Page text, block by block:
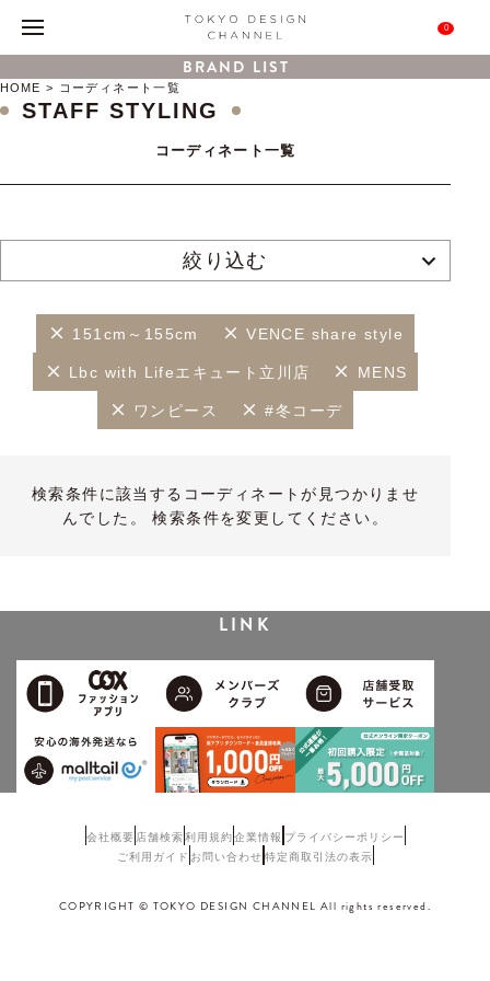
0
BRAND LIST
HOME コーディネート一覧
STAFF STYLING
コーディネート一覧
絞り込む
151cm～155cm VENCE share style
Lbc with Lifeエキュート立川店 MENS
ワンピース #冬コーデ
検索条件に該当するコーディネートが見つかりませ
んでした。 検索条件を変更してください。
LINK
会社概要 店舗検索利用規約企業情報 プライバシーポリシー
ご利用ガイド お問い合わせ 特定商取引法の表示
COPYRIGHT © TOKYO DESIGN CHANNEL All rights reserved.